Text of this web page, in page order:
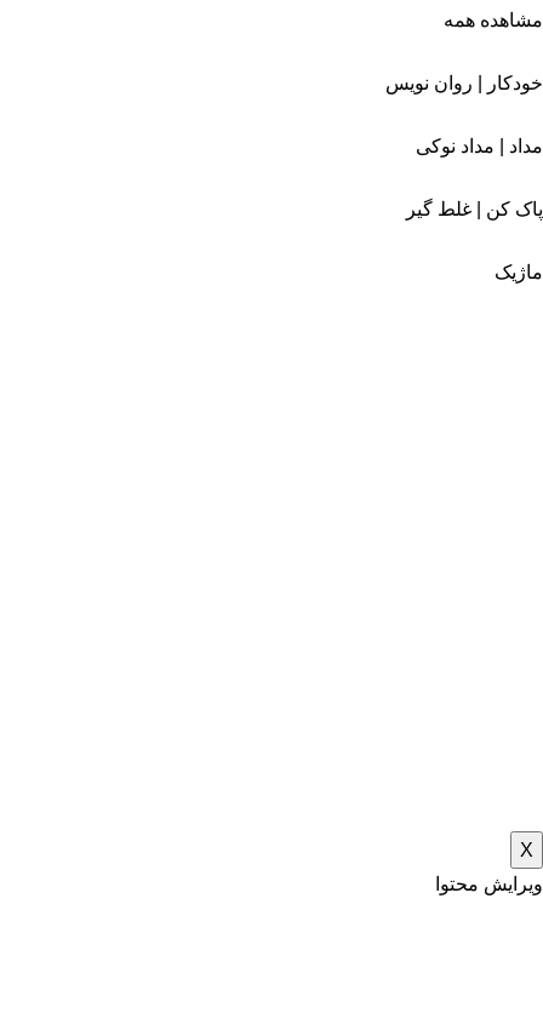
مشاهده همه
خودکار | روان نویس
مداد | مداد نوکی
پاک کن | غلط گیر
ماژیک
X
ویرایش محتوا